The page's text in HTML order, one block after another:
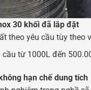
30 khối đã lắp đặt
theo yêu cầu tùy
từ 1000L đến
hạn chế dung tích